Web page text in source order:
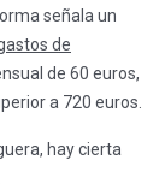
señala un
de
de 60 euros,
a 720 euros.
hay cierta